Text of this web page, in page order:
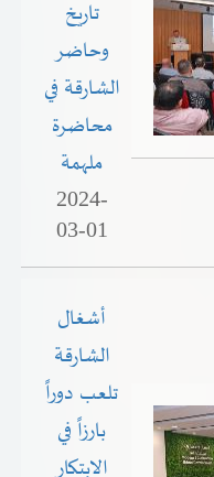
تاريخ
وحاضر
الشارقة في
محاضرة
ملهمة
2024-
03-01
أشغال
الشارقة
تلعب دوراً
بارزاً في
الابتكار